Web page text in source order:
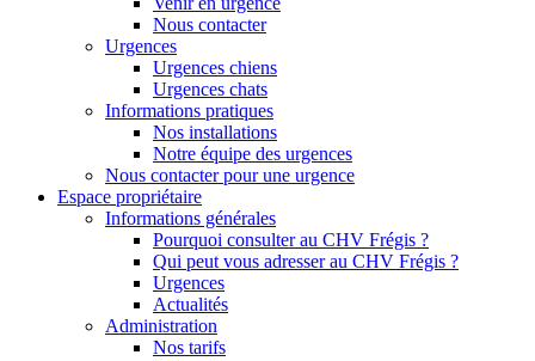
Nous contacter
Urgences
Urgences chiens
Urgences chats
Informations pratiques
Nos installations
Notre équipe des urgences
Nous contacter pour une urgence
Espace propriétaire
Informations générales
Pourquoi consulter au CHV Frégis ?
Qui peut vous adresser au CHV Frégis ?
Urgences
Actualités
Administration
Nos tarifs